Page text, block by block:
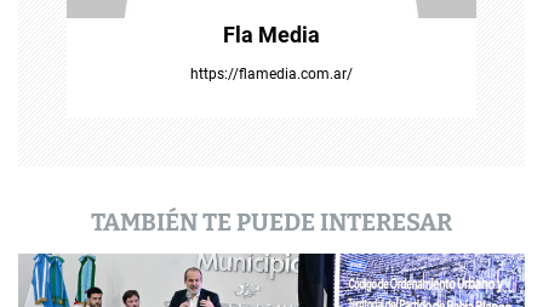
Fla Media
https://flamedia.com.ar/
TAMBIÉN TE PUEDE INTERESAR